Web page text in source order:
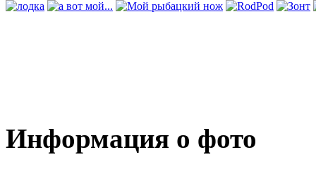
Информация о фото